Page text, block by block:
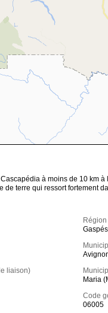
à moins de 10 km
de terre qui ressort fortement
liaison)
Maria
Code
06005